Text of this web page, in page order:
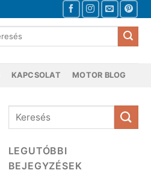
KAPCSOLAT MOTOR BLOG
LEGUTÓBBI
BEJEGYZÉSEK